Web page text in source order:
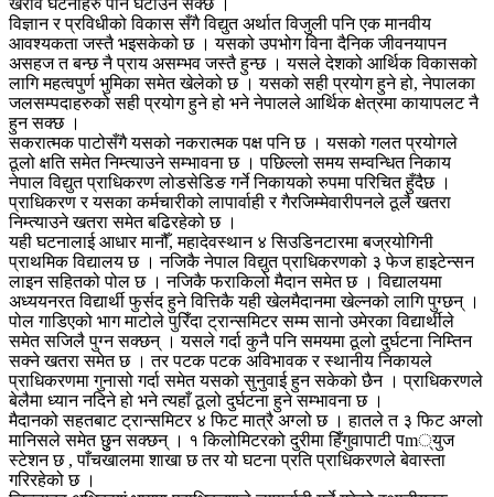
विज्ञान र प्रविधीको विकास सँगै विद्युत अर्थात विजुली पनि एक मानवीय
आवश्यकता जस्तै भइसकेको छ । यसको उपभोग विना दैनिक जीवनयापन
असहज त बन्छ नै प्राय असम्भव जस्तै हुन्छ । यसले देशको आर्थिक विकासको
लागि महत्वपुर्ण भुमिका समेत खेलेको छ । यसको सही प्रयोग हुने हो, नेपालका
जलसम्पदाहरुको सही प्रयोग हुने हो भने नेपालले आर्थिक क्षेत्रमा कायापलट नै
हुन सक्छ ।
सकरात्मक पाटोसँगै यसको नकरात्मक पक्ष पनि छ । यसको गलत प्रयोगले
ठूलो क्षति समेत निम्त्याउने सम्भावना छ । पछिल्लो समय सम्वन्धित निकाय
नेपाल विद्युत प्राधिकरण लोडसेडिङ गर्ने निकायको रुपमा परिचित हुँदैछ ।
प्राधिकरण र यसका कर्मचारीको लापार्वाही र गैरजिम्मेवारीपनले ठूलै खतरा
निम्त्याउने खतरा समेत बढिरहेको छ ।
यही घटनालाई आधार मानौँ, महादेवस्थान ४ सिउडिनटारमा बज्रयोगिनी
प्राथमिक विद्यालय छ । नजिकै नेपाल विद्युत प्राधिकरणको ३ फेज हाइटेन्सन
लाइन सहितको पोल छ । नजिकै फराकिलो मैदान समेत छ । विद्यालयमा
अध्ययनरत विद्यार्थी फुर्सद हुने वित्तिकै यही खेलमैदानमा खेल्नको लागि पुग्छन् ।
पोल गाडिएको भाग माटोले पुरिँदा ट्रान्समिटर सम्म सानो उमेरका विद्यार्थीले
समेत सजिलै पुग्न सक्छन् । यसले गर्दा कुनै पनि समयमा ठूलो दुर्घटना निम्तिन
सक्ने खतरा समेत छ । तर पटक पटक अविभावक र स्थानीय निकायले
प्राधिकरणमा गुनासो गर्दा समेत यसको सुनुवाई हुन सकेको छैन । प्राधिकरणले
बेलैमा ध्यान नदिने हो भने त्यहाँ ठूलो दुर्घटना हुने सम्भावना छ ।
मैदानको सहतबाट ट्रान्समिटर ४ फिट मात्रै अग्लो छ । हातले त ३ फिट अग्लो
मानिसले समेत छुुन सक्छन् । १ किलोमिटरको दुरीमा हिँगुवापाटी पm्युज
स्टेशन छ , पाँचखालमा शाखा छ तर यो घटना प्रति प्राधिकरणले बेवास्ता
गरिरहेको छ ।